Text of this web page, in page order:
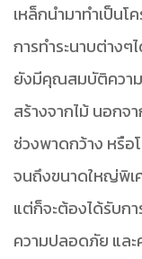
เหล็กนำมาทำเป็น
การทำระนาบต่างๆ
ยังมีคุณสมบัติควา
สร้างจากไม้ นอกจ
ช่วงพาดกว้าง หรือ
จนถึงขนาดใหญ่พิเ
แต่ก็จะต้องได้รับก
ความปลอดภัย แล